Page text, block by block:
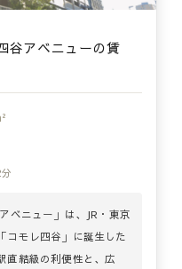
谷アベニューの賃
ベニュー」は、JR・東京
コモレ四谷」に誕生した
直結級の利便性と、広